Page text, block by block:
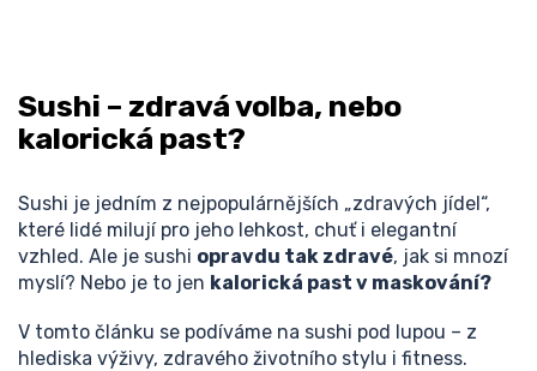
Sushi – zdravá volba, nebo
kalorická past?
Sushi je jedním z nejpopulárnějších „zdravých jídel“,
které lidé milují pro jeho lehkost, chuť i elegantní
vzhled. Ale je sushi opravdu tak zdravé, jak si mnozí
myslí? Nebo je to jen kalorická past v maskování?
V tomto článku se podíváme na sushi pod lupou – z
hlediska výživy, zdravého životního stylu i fitness.